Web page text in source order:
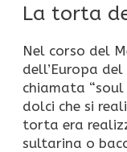
La torta
Nel corso del
dell’Europa
chiamata “soul
dolci che si
torta era
sultarina o